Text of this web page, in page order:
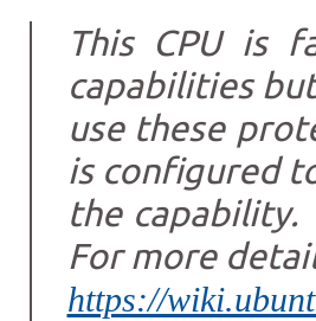
This CPU is
capabilities
use these
is configured
the capability.
For more
https://